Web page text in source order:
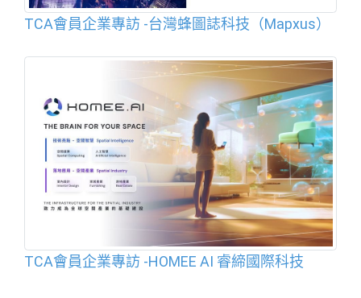
TCA會員企業專訪 -台灣蜂圖誌科技（Mapxus）
TCA會員企業專訪 -HOMEE AI 睿締國際科技